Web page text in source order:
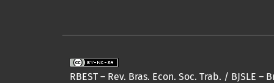
RBEST – Rev. Bras. Econ. Soc. Trab. / BJSLE –